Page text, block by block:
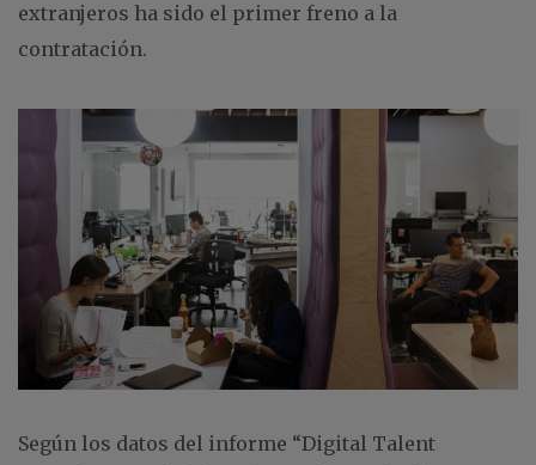
extranjeros ha sido el primer freno a la
contratación.
Según los datos del informe “Digital Talent